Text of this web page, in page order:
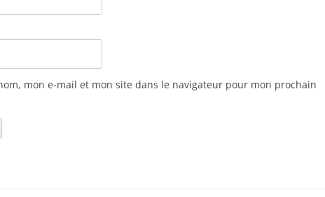
mon e-mail et mon site dans le navigateur pour mon prochain